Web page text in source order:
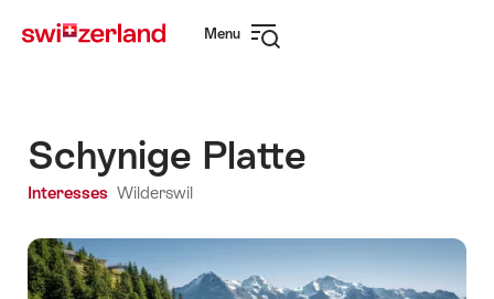
Menu
Schynige Platte
Interesses Wilderswil